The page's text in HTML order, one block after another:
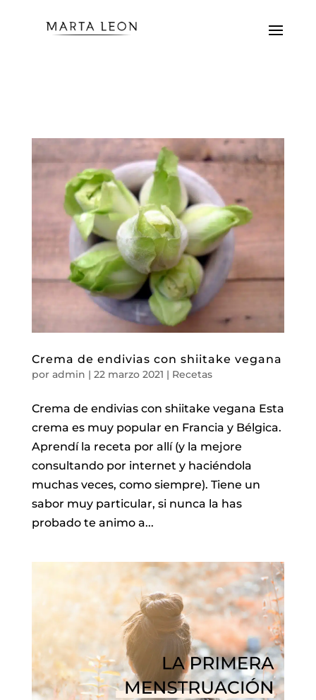
Crema de endivias con shiitake vegana
por admin | 22 marzo 2021 | Recetas
Crema de endivias con shiitake vegana Esta
crema es muy popular en Francia y Bélgica.
Aprendí la receta por allí (y la mejore
consultando por internet y haciéndola
muchas veces, como siempre). Tiene un
sabor muy particular, si nunca la has
probado te animo a...